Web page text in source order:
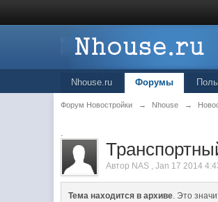
Nhouse.ru Форумы
Форум Новостройки → Nhouse →
.
Автор NAS ,Jan 17 2014
Тема находится в архиве. Это